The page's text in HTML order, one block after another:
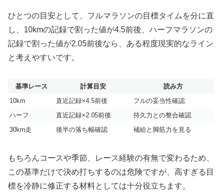
ひとつの目安として、フルマラソンの目標タイムを分に直
し、10kmの記録で割った値が4.5前後、ハーフマラソンの
記録で割った値が2.05前後なら、ある程度現実的なライン
と考えやすいです。
基準レース 計算目安
読み方
10km
直近記録×4.5前後
フルの妥当性確認
ハーフ
直近記録×2.05前後
持久力との整合確認
30km走
後半の落ち幅確認 補給と脚筋力を見る
もちろんコースや季節、レース経験の有無で変わるため、
この基準だけで決め打ちするのは危険ですが、高すぎる目
標を冷静に修正する材料としては十分役立ちます。